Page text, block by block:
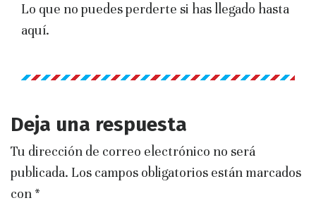
Lo que no puedes perderte si has llegado hasta
aquí.
Deja una respuesta
Tu dirección de correo electrónico no será
publicada. Los campos obligatorios están marcados
con *